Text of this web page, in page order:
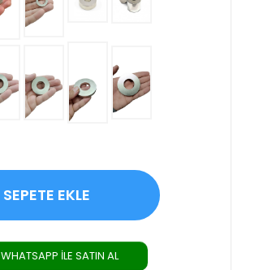
SEPETE EKLE
WHATSAPP ILE SATIN AL